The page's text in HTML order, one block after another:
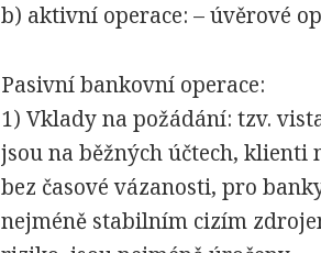
b) aktivní operace: – úvěrové
Pasivní bankovní operace:
1) Vklady na požádání: tzv.
jsou na běžných účtech,
bez časové vázanosti, pro
nejméně stabilním cizím